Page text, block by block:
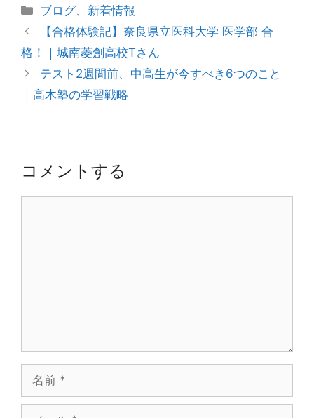
カ
テ
リ
ー
ブログ、 新着情報
投
稿
ゲ
ン
【合格体験記】奈良県立医科大学 医学部 合
格！｜城南菱創高校Tさん
テスト2週間前、中高生が今すべき6つのこと
｜高木塾の学習戦略
コメントする